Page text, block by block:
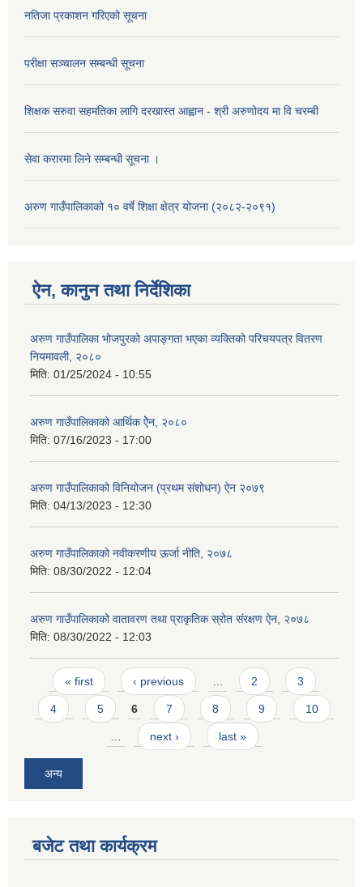
नतिजा प्रकाशन गरिएको सूचना
परीक्षा सञ्चालन सम्बन्धी सूचना
शिक्षक सरुवा सहमतिका लागि दरखास्त आह्वान - श्री अरुणोदय मा वि चरम्बी
सेवा करारमा लिने सम्बन्धी सूचना ।
अरुण गाउँपालिकाको १० वर्षे शिक्षा क्षेत्र योजना (२०८२-२०९१)
ऐन, कानुन तथा निर्देशिका
अरुण गाउँपालिका भोजपुरको अपाङ्गता भएका व्यक्तिको परिचयपत्र वितरण
नियमावली, २०८०
मिति: 01/25/2024 - 10:55
अरुण गाउँपालिकाको आर्थिक ऐेन, २०८०
मिति: 07/16/2023 - 17:00
अरुण गाउँपालिकाको विनियोजन (प्रथम संशोधन) ऐन २०७९
मिति: 04/13/2023 - 12:30
अरुण गाउँपालिकाको नवीकरणीय ऊर्जा नीति, २०७८
मिति: 08/30/2022 - 12:04
अरुण गाउँपालिकाको वातावरण तथा प्राकृतिक स्रोत संरक्षण ऐन, २०७८
मिति: 08/30/2022 - 12:03
Pages
« first ‹ previous 2 3
4 5 6 7 8 9 10
next › last »
अन्य
बजेट तथा कार्यक्रम